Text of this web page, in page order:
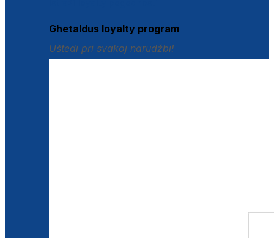
Ghetaldus loyalty program
Uštedi pri svakoj narudžbi!